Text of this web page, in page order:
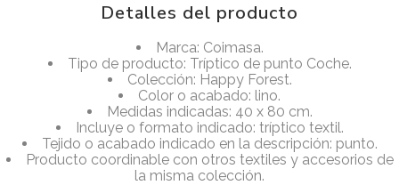
Detalles del producto
Marca: Coimasa.
Tipo de producto: Tríptico de punto Coche.
Colección: Happy Forest.
Color o acabado: lino.
Medidas indicadas: 40 x 80 cm.
Incluye o formato indicado: tríptico textil.
Tejido o acabado indicado en la descripción: punto.
Producto coordinable con otros textiles y accesorios de
la misma colección.